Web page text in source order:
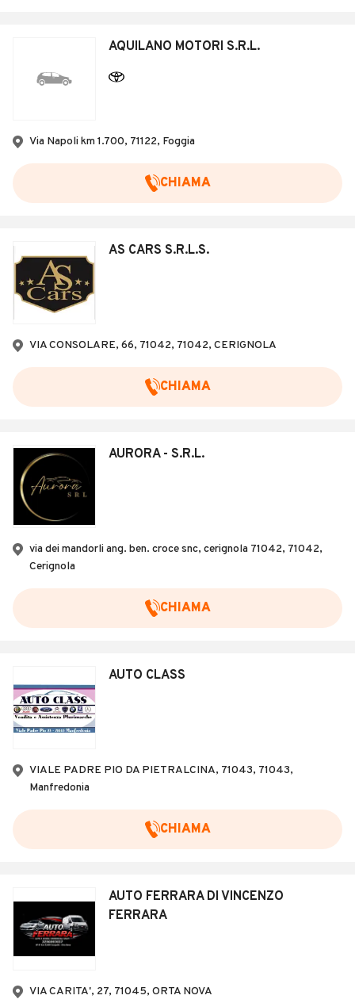
AQUILANO MOTORI S.R.L.
Via Napoli km 1.700, 71122, Foggia
CHIAMA
AS CARS S.R.L.S.
VIA CONSOLARE, 66, 71042, 71042, CERIGNOLA
CHIAMA
AURORA - S.R.L.
via dei mandorli ang. ben. croce snc, cerignola 71042, 71042,
Cerignola
CHIAMA
AUTO CLASS
VIALE PADRE PIO DA PIETRALCINA, 71043, 71043,
Manfredonia
CHIAMA
AUTO FERRARA DI VINCENZO
FERRARA
VIA CARITA', 27, 71045, ORTA NOVA